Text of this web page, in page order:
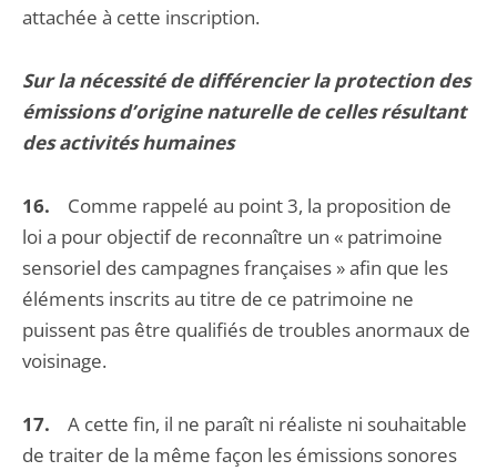
attachée à cette inscription.
Sur la nécessité de différencier la protection des
émissions d’origine naturelle de celles résultant
des activités humaines
16. Comme rappelé au point 3, la proposition de
loi a pour objectif de reconnaître un « patrimoine
sensoriel des campagnes françaises » afin que les
éléments inscrits au titre de ce patrimoine ne
puissent pas être qualifiés de troubles anormaux de
voisinage.
17. A cette fin, il ne paraît ni réaliste ni souhaitable
de traiter de la même façon les émissions sonores